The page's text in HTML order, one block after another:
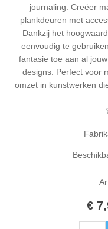
Art journal 2022
Kaarten 2021
journaling. Creëer
plankdeuren met
Dankzij het
eenvoudig te
fantasie toe aan al
designs. Perfect voor
omzet in kunstwerken
€